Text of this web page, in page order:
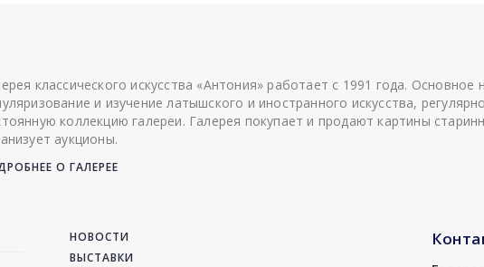
классического искусства «Антония» работает с 1991 года.
и изучение латышского и иностранного искусства,
коллекцию галереи. Галерея покупает и продают картины
аукционы.
О ГАЛЕРЕЕ
НОВОСТИ
ВЫСТАВКИ